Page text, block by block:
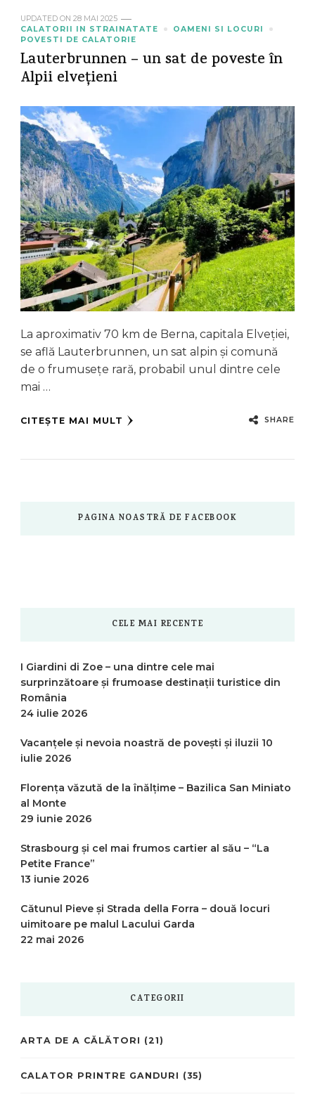
UPDATED ON 28 MAI 2025
CALATORII IN STRAINATATE
OAMENI SI LOCURI
POVESTI DE CALATORIE
Lauterbrunnen – un sat de poveste în
Alpii elvețieni
La aproximativ 70 km de Berna, capitala Elveției,
se află Lauterbrunnen, un sat alpin și comună
de o frumusețe rară, probabil unul dintre cele
mai …
CITEȘTE MAI MULT SHARE
PAGINA NOASTRĂ DE FACEBOOK
CELE MAI RECENTE
I Giardini di Zoe – una dintre cele mai
surprinzătoare și frumoase destinații turistice din
România
24 iulie 2026
Vacanțele și nevoia noastră de povești și iluzii 10
iulie 2026
Florența văzută de la înălțime – Bazilica San Miniato
al Monte
29 iunie 2026
Strasbourg și cel mai frumos cartier al său – “La
Petite France”
13 iunie 2026
Cătunul Pieve și Strada della Forra – două locuri
uimitoare pe malul Lacului Garda
22 mai 2026
CATEGORII
ARTA DE A CĂLĂTORI (21)
CALATOR PRINTRE GANDURI (35)